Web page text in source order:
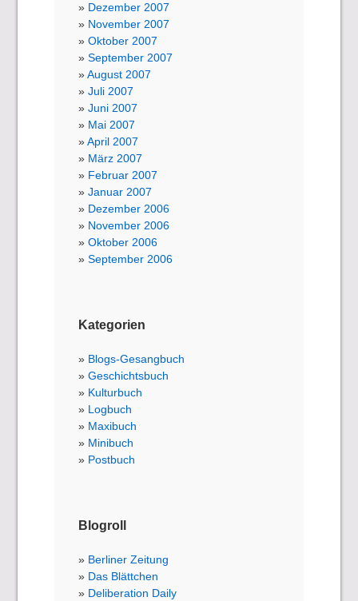
Dezember 2007
November 2007
Oktober 2007
September 2007
August 2007
Juli 2007
Juni 2007
Mai 2007
April 2007
März 2007
Februar 2007
Januar 2007
Dezember 2006
November 2006
Oktober 2006
September 2006
Kategorien
Blogs-Gesangbuch
Geschichtsbuch
Kulturbuch
Logbuch
Maxibuch
Minibuch
Postbuch
Blogroll
Berliner Zeitung
Das Blättchen
Deliberation Daily